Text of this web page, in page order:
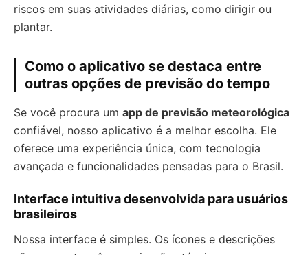
riscos em suas atividades diárias, como dirigir ou
plantar.
Como o aplicativo se destaca entre
outras opções de previsão do tempo
Se você procura um app de previsão meteorológica
confiável, nosso aplicativo é a melhor escolha. Ele
oferece uma experiência única, com tecnologia
avançada e funcionalidades pensadas para o Brasil.
Interface intuitiva desenvolvida para usuários
brasileiros
Nossa interface é simples. Os ícones e descrições